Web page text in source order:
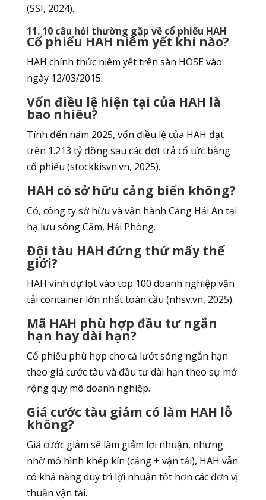
(SSI, 2024).
11. 10 câu hỏi thường gặp về cổ phiếu HAH
Cổ phiếu HAH niêm yết khi nào?
HAH chính thức niêm yết trên sàn HOSE vào
ngày 12/03/2015.
Vốn điều lệ hiện tại của HAH là
bao nhiêu?
Tính đến năm 2025, vốn điều lệ của HAH đạt
trên 1.213 tỷ đồng sau các đợt trả cổ tức bằng
cổ phiếu (stockkisvn.vn, 2025).
HAH có sở hữu cảng biển không?
Có, công ty sở hữu và vận hành Cảng Hải An tại
hạ lưu sông Cấm, Hải Phòng.
Đội tàu HAH đứng thứ mấy thế
giới?
HAH vinh dự lọt vào top 100 doanh nghiệp vận
tải container lớn nhất toàn cầu (nhsv.vn, 2025).
Mã HAH phù hợp đầu tư ngắn
hạn hay dài hạn?
Cổ phiếu phù hợp cho cả lướt sóng ngắn hạn
theo giá cước tàu và đầu tư dài hạn theo sự mở
rộng quy mô doanh nghiệp.
Giá cước tàu giảm có làm HAH lỗ
không?
Giá cước giảm sẽ làm giảm lợi nhuận, nhưng
nhờ mô hình khép kín (cảng + vận tải), HAH vẫn
có khả năng duy trì lợi nhuận tốt hơn các đơn vị
thuần vận tải.